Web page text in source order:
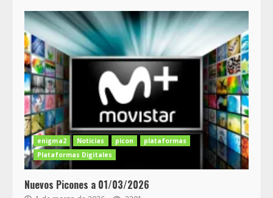
enigma2 Noticias picon
plataformas
Plataformas Digitales
Nuevos Picones a 01/03/2026